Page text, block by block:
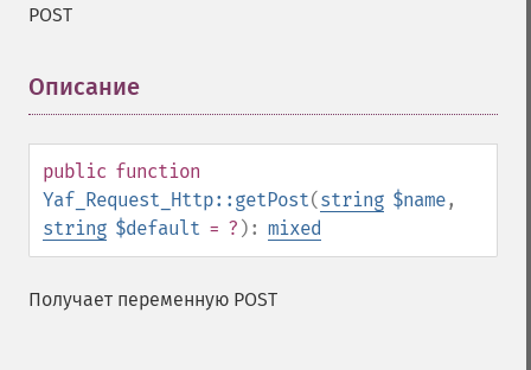
POST
Описание
public function
Yaf_Request_Http::getPost(string $name,
string $default = ? ): mixed
Получает переменную POST